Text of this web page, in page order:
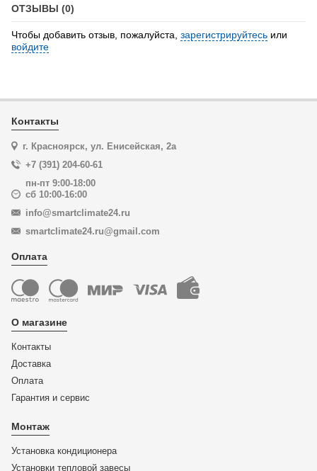
ОТЗЫВЫ (0)
Чтобы добавить отзыв, пожалуйста, зарегистрируйтесь или
войдите
Контакты
г. Красноярск, ул. Енисейская, 2а
+7 (391) 204-60-61
пн-пт 9:00-18:00
сб 10:00-16:00
info@smartclimate24.ru
smartclimate24.ru@gmail.com
Оплата
О магазине
Контакты
Доставка
Оплата
Гарантия и сервис
Монтаж
Установка кондиционера
Установки тепловой завесы